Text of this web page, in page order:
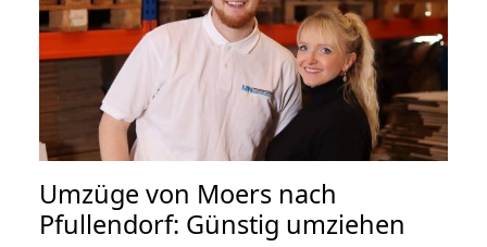
Umzüge von Moers nach
Pfullendorf: Günstig umziehen